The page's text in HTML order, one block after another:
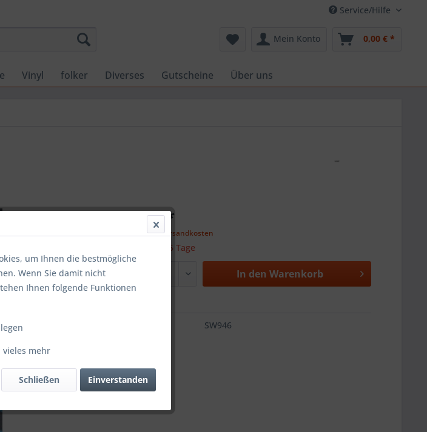
Service/Hilfe
Mein Konto 0,00 € *
Vinyl folker Diverses Gutscheine Über uns
15,99 € *
zzgl. Versandkosten
Lieferzeit ca. 5 Tage
In den Warenkorb
SW946
um Ihnen die bestmögliche
Wenn Sie damit nicht
Ihnen folgende Funktionen
mehr
Einverstanden
Schließen